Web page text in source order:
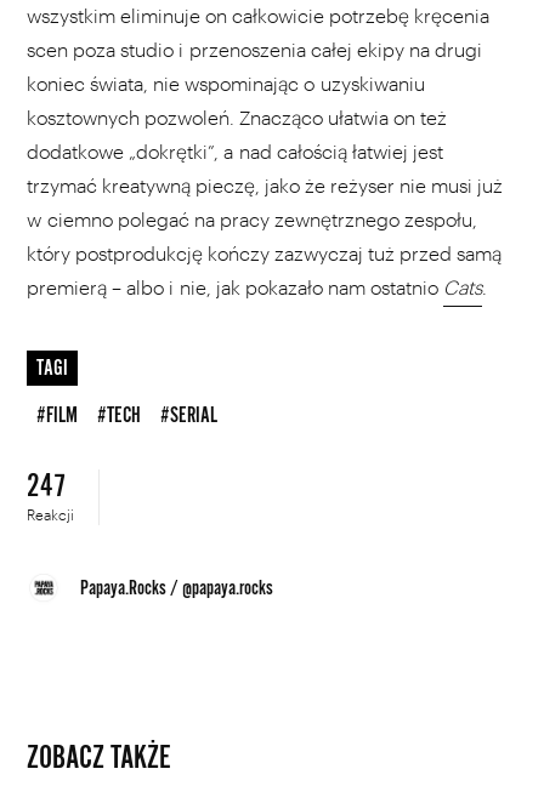
wszystkim eliminuje on całkowicie potrzebę kręcenia
scen poza studio i przenoszenia całej ekipy na drugi
koniec świata, nie wspominając o uzyskiwaniu
kosztownych pozwoleń. Znacząco ułatwia on też
dodatkowe „dokrętki”, a nad całością łatwiej jest
trzymać kreatywną pieczę, jako że reżyser nie musi już
w ciemno polegać na pracy zewnętrznego zespołu,
który postprodukcję kończy zazwyczaj tuż przed samą
premierą – albo i nie, jak pokazało nam ostatnio Cats.
TAGI
#FILM #TECH #SERIAL
247
Reakcji
Papaya.Rocks /@papaya.rocks
ZOBACZ TAKŻE